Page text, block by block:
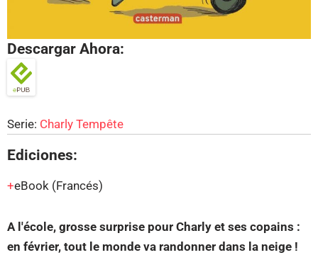
Descargar Ahora:
Serie: Charly Tempête
Ediciones:
eBook (Francés)
A l'école, grosse surprise pour Charly et ses copains :
en février, tout le monde va randonner dans la neige !